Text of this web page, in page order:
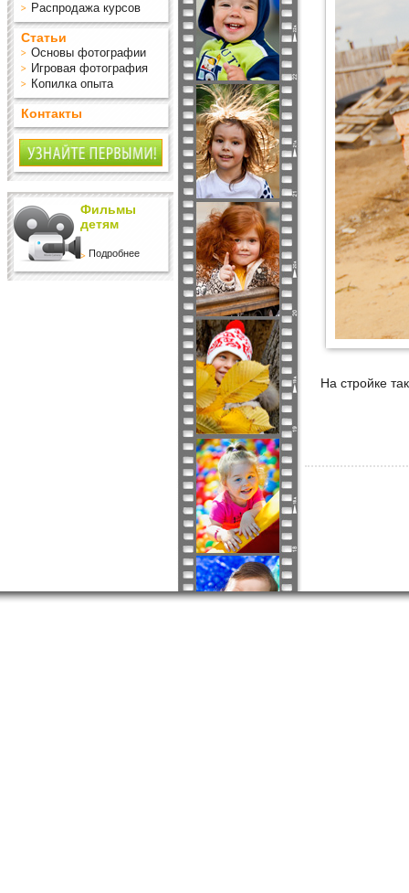
Распродажа курсов
Статьи
Основы фотографии
Игровая фотография
Копилка опыта
Контакты
Фильмы
детям
Подробнее
На стройке